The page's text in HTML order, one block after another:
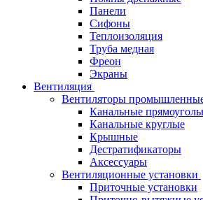
Панели
Сифоны
Теплоизоляция
Труба медная
Фреон
Экраны
Вентиляция
Вентиляторы
Канальные
Канальные круглые
Крышные
Дестратификаторы
Аксессуары
Вентиляционные установки
Приточные установки